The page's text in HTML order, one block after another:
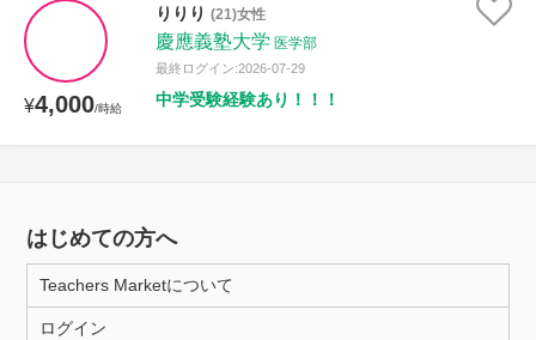
¥4,000/時給
りりり (21)女性
慶應義塾大学 医学部
最終ログイン:2026-07-29
中学受験経験あり！！！
はじめての方へ
Teachers Marketについて
ログイン